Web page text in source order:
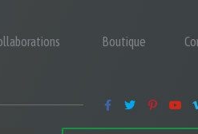
Boutique